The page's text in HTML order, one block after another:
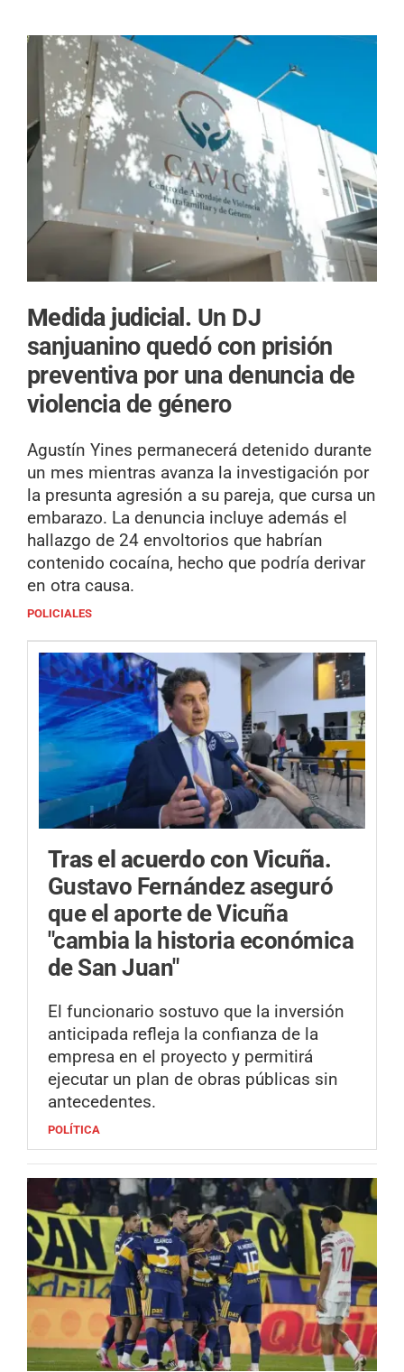
Medida judicial. Un DJ
sanjuanino quedó con prisión
preventiva por una denuncia de
violencia de género
Agustín Yines permanecerá detenido durante
un mes mientras avanza la investigación por
la presunta agresión a su pareja, que cursa un
embarazo. La denuncia incluye además el
hallazgo de 24 envoltorios que habrían
contenido cocaína, hecho que podría derivar
en otra causa.
POLICIALES
Tras el acuerdo con Vicuña.
Gustavo Fernández aseguró
que el aporte de Vicuña
"cambia la historia económica
de San Juan"
El funcionario sostuvo que la inversión
anticipada refleja la confianza de la
empresa en el proyecto y permitirá
ejecutar un plan de obras públicas sin
antecedentes.
POLÍTICA